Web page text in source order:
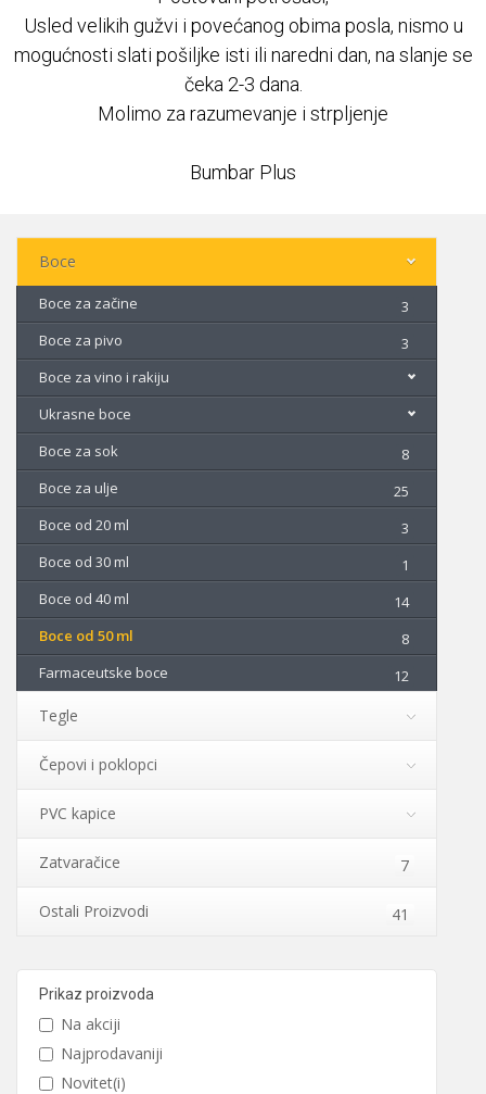
Najčešća pitanja
Usled velikih gužvi i povećanog obima posla, nismo u
mogućnosti slati pošiljke isti ili naredni dan, na slanje se
čeka 2-3 dana.
Molimo za razumevanje i strpljenje
Bumbar Plus
Boce
Boce za začine
3
Boce za pivo
3
Boce za vino i rakiju
Ukrasne boce
Boce za sok
8
Boce za ulje
25
Boce od 20 ml
3
Boce od 30 ml
1
Boce od 40 ml
14
Boce od 50 ml
8
Farmaceutske boce
12
Tegle
Čepovi i poklopci
PVC kapice
Zatvaračice 7
Ostali Proizvodi 41
Prikaz proizvoda
Na akciji
Najprodavaniji
Novitet(i)